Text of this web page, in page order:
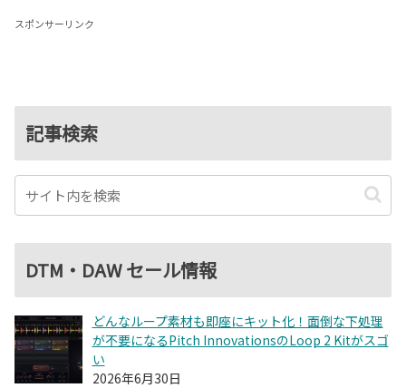
スポンサーリンク
記事検索
DTM・DAW セール情報
どんなループ素材も即座にキット化！面倒な下処理
が不要になるPitch InnovationsのLoop 2 Kitがスゴ
い
2026年6月30日